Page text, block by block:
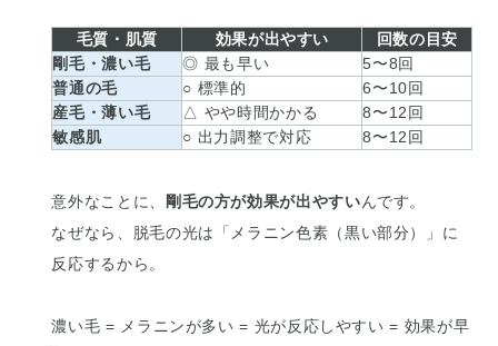
毛質・肌質 効果が出やすい
回数の目安
剛毛・濃い毛
◎ 最も早い
5〜8回
普通の毛
○ 標準的
6〜10回
産毛・薄い毛
△ やや時間かかる
8〜12回
敏感肌
○ 出力調整で対応 8〜12回
意外なことに、 剛毛の方が効果が出やすいんです。
なぜなら、脱毛の光は「メラニン色素（黒い部分）」に
反応するから。
濃い毛 = メラニンが多い = 光が反応しやすい = 効果が早